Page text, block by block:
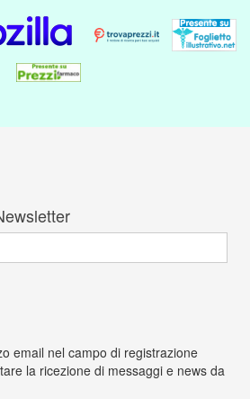
email nel campo di registrazione
la ricezione di messaggi e news da